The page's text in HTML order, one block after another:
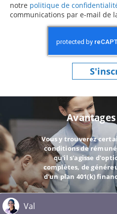
notre politique de
communications par e-mail de
Vous y trouverez
conditions de
qu'il s'agisse
complètes, de
d'un plan 401(k)